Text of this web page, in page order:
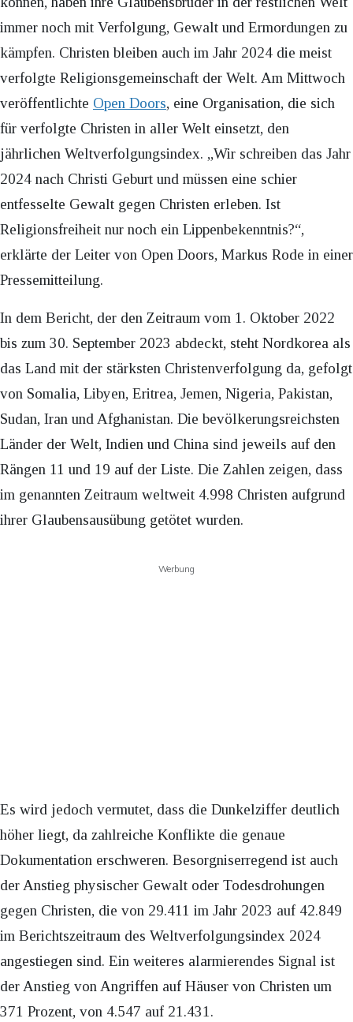
immer noch mit Verfolgung, Gewalt und Ermordungen zu
kämpfen. Christen bleiben auch im Jahr 2024 die meist
verfolgte Religionsgemeinschaft der Welt. Am Mittwoch
veröffentlichte Open Doors, eine Organisation, die sich
für verfolgte Christen in aller Welt einsetzt, den
jährlichen Weltverfolgungsindex. „Wir schreiben das Jahr
2024 nach Christi Geburt und müssen eine schier
entfesselte Gewalt gegen Christen erleben. Ist
Religionsfreiheit nur noch ein Lippenbekenntnis?“,
erklärte der Leiter von Open Doors, Markus Rode in einer
Pressemitteilung.
In dem Bericht, der den Zeitraum vom 1. Oktober 2022
bis zum 30. September 2023 abdeckt, steht Nordkorea als
das Land mit der stärksten Christenverfolgung da, gefolgt
von Somalia, Libyen, Eritrea, Jemen, Nigeria, Pakistan,
Sudan, Iran und Afghanistan. Die bevölkerungsreichsten
Länder der Welt, Indien und China sind jeweils auf den
Rängen 11 und 19 auf der Liste. Die Zahlen zeigen, dass
im genannten Zeitraum weltweit 4.998 Christen aufgrund
ihrer Glaubensausübung getötet wurden.
Werbung
Es wird jedoch vermutet, dass die Dunkelziffer deutlich
höher liegt, da zahlreiche Konflikte die genaue
Dokumentation erschweren. Besorgniserregend ist auch
der Anstieg physischer Gewalt oder Todesdrohungen
gegen Christen, die von 29.411 im Jahr 2023 auf 42.849
im Berichtszeitraum des Weltverfolgungsindex 2024
angestiegen sind. Ein weiteres alarmierendes Signal ist
der Anstieg von Angriffen auf Häuser von Christen um
371 Prozent, von 4.547 auf 21.431.